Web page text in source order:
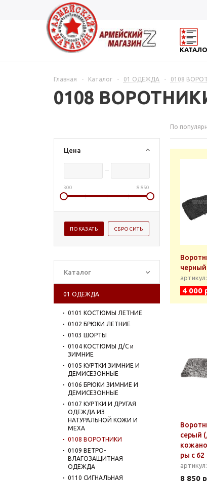
Главная - Каталог - 01 ОДЕЖДА - 0108
0108
Цена
300 8 850
Каталог
01 ОДЕЖДА
0101 КОСТЮМЫ ЛЕТНИЕ
0102 БРЮКИ ЛЕТНИЕ
0103 ШОРТЫ
0104 КОСТЮМЫ Д/С и
ЗИМНИЕ
0105 КУРТКИ ЗИМНИЕ И
ДЕМИСЕЗОННЫЕ
0106 БРЮКИ ЗИМНИЕ И
ДЕМИСЕЗОННЫЕ
0107 КУРТКИ И ДРУГАЯ
ОДЕЖДА ИЗ
НАТУРАЛЬНОЙ КОЖИ И
МЕХА
0108 ВОРОТНИКИ
0109 ВЕТРО-
ВЛАГОЗАЩИТНАЯ
ОДЕЖДА
0110 СИГНАЛЬНАЯ
По
4 000
серый
ры с 62
8 850